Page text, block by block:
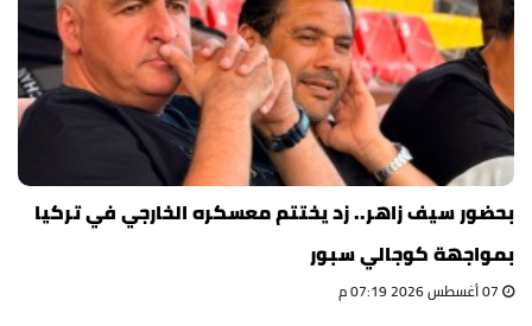
بحضور سيف زاهر.. زد يختتم معسكره الخارجي في تركيا
بمواجهة كوجالي سبور